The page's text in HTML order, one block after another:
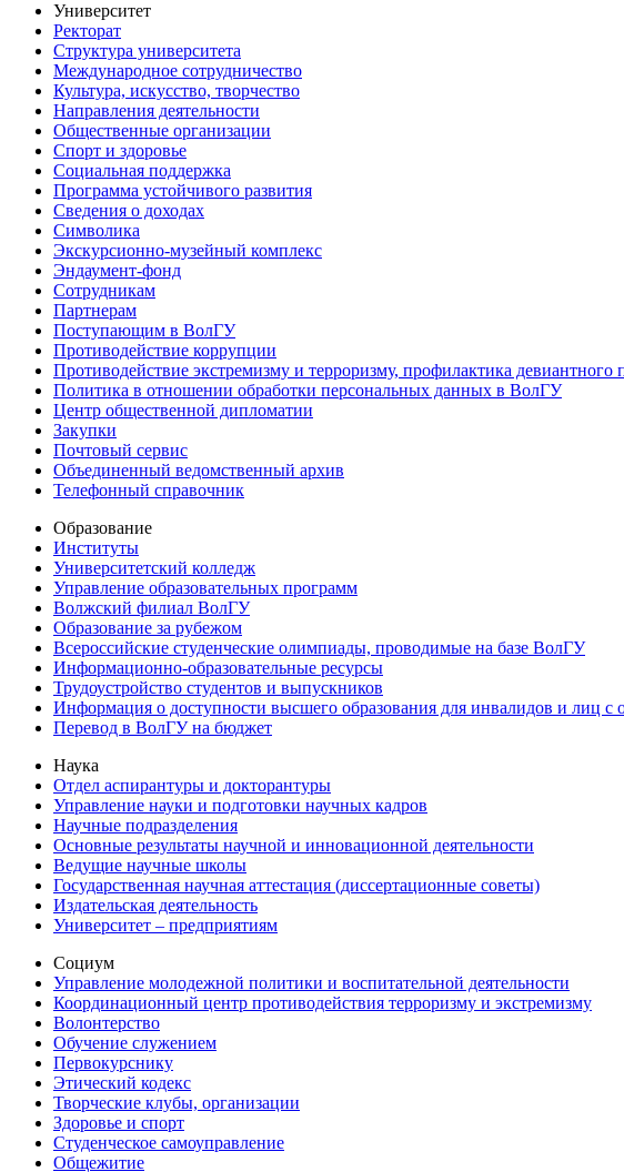
Университет
Ректорат
Структура университета
Международное сотрудничество
Культура, искусство, творчество
Направления деятельности
Общественные организации
Спорт и здоровье
Социальная поддержка
Программа устойчивого развития
Сведения о доходах
Символика
Экскурсионно-музейный комплекс
Эндаумент-фонд
Сотрудникам
Партнерам
Поступающим в ВолГУ
Противодействие коррупции
Противодействие экстремизму и терроризму, профилактика девиантного
Политика в отношении обработки персональных данных в ВолГУ
Центр общественной дипломатии
Закупки
Почтовый сервис
Объединенный ведомственный архив
Телефонный справочник
Образование
Институты
Университетский колледж
Управление образовательных программ
Волжский филиал ВолГУ
Образование за рубежом
Всероссийские студенческие олимпиады, проводимые на базе ВолГУ
Информационно-образовательные ресурсы
Трудоустройство студентов и выпускников
Информация о доступности высшего образования для инвалидов и лиц с
Перевод в ВолГУ на бюджет
Наука
Отдел аспирантуры и докторантуры
Управление науки и подготовки научных кадров
Научные подразделения
Основные результаты научной и инновационной деятельности
Ведущие научные школы
Государственная научная аттестация (диссертационные советы)
Издательская деятельность
Университет – предприятиям
Социум
Управление молодежной политики и воспитательной деятельности
Координационный центр противодействия терроризму и экстремизму
Волонтерство
Обучение служением
Первокурснику
Этический кодекс
Творческие клубы, организации
Здоровье и спорт
Студенческое самоуправление
Общежитие